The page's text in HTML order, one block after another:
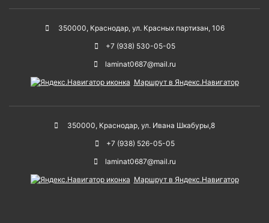
350000, Краснодар, ул. Красных партизан, 106
+7 (938) 530-05-05
laminat0687@mail.ru
Маршрут в Яндекс.Навигатор
350000, Краснодар, ул. Ивана Шкабуры,8
+7 (938) 526-05-05
laminat0687@mail.ru
Маршрут в Яндекс.Навигатор